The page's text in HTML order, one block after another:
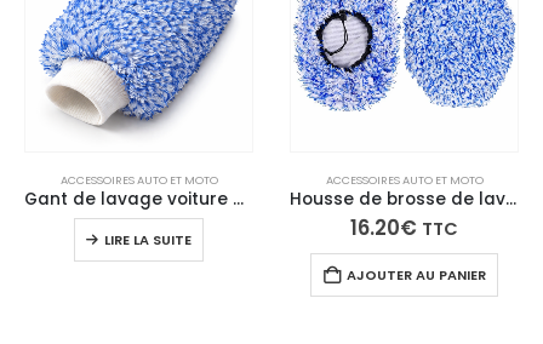
ACCESSOIRES AUTO ET MOTO
Gant de lavage voiture en microfibre ultra douce – Nettoyage sans rayures
LIRE LA SUITE
ACCESSOIRES AUTO ET MOTO
Housse de brosse de lavage voiture en microfibre
16.20€ TTC
AJOUTER AU PANIER